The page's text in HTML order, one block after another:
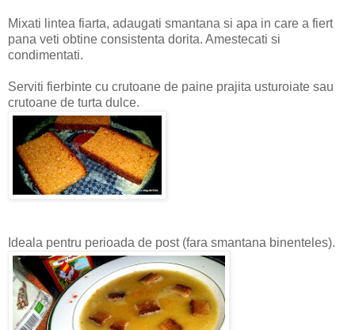
Mixati lintea fiarta, adaugati smantana si apa in care a fiert
pana veti obtine consistenta dorita. Amestecati si
condimentati.
Serviti fierbinte cu crutoane de paine prajita usturoiate sau
crutoane de turta dulce.
Ideala pentru perioada de post (fara smantana binenteles).